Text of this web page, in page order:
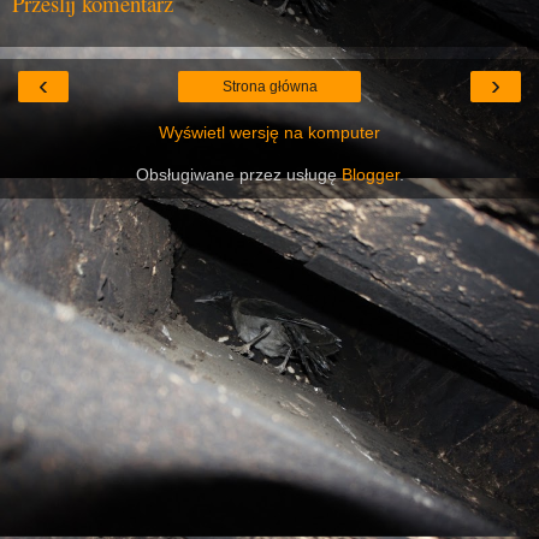
‹ ›
Strona główna
Wyświetl wersję na komputer
Obsługiwane przez usługęBlogger.